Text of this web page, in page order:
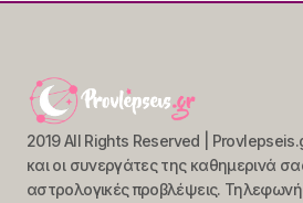
2019 All Rights Reserved |
και οι συνεργάτες της καθημερινά
αστρολογικές προβλέψεις.